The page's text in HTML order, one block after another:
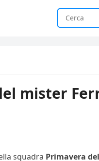
mister
squadra Primavera